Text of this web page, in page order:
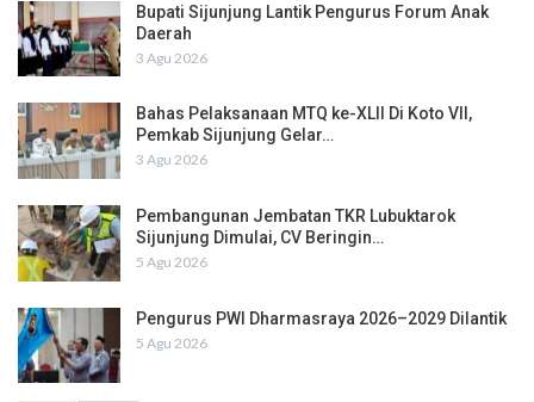
Bupati Sijunjung Lantik Pengurus Forum Anak
Daerah
3 Agu 2026
Bahas Pelaksanaan MTQ ke-XLII Di Koto VII,
Pemkab Sijunjung Gelar…
3 Agu 2026
Pembangunan Jembatan TKR Lubuktarok
Sijunjung Dimulai, CV Beringin…
5 Agu 2026
Pengurus PWI Dharmasraya 2026–2029 Dilantik
5 Agu 2026